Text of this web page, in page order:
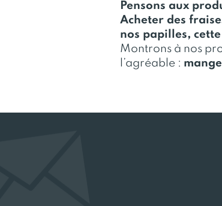
Pensons aux
Acheter des
nos papilles,
Montrons à nos
l’agréable :